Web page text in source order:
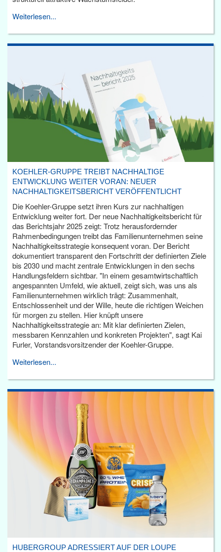
Weiterlesen...
KOEHLER-GRUPPE TREIBT NACHHALTIGE
ENTWICKLUNG WEITER VORAN: NEUER
NACHHALTIGKEITSBERICHT VERÖFFENTLICHT
Die Koehler-Gruppe setzt ihren Kurs zur nachhaltigen
Entwicklung weiter fort. Der neue Nachhaltigkeitsbericht für
das Berichtsjahr 2025 zeigt: Trotz herausfordernder
Rahmenbedingungen treibt das Familienunternehmen seine
Nachhaltigkeitsstrategie konsequent voran. Der Bericht
dokumentiert transparent den Fortschritt der definierten Ziele
bis 2030 und macht zentrale Entwicklungen in den sechs
Handlungsfeldern sichtbar. "In einem gesamtwirtschaftlich
angespannten Umfeld, wie aktuell, zeigt sich, was uns als
Familienunternehmen wirklich trägt: Zusammenhalt,
Entschlossenheit und der Wille, heute die richtigen Weichen
für morgen zu stellen. Hier knüpft unsere
Nachhaltigkeitsstrategie an: Mit klar definierten Zielen,
messbaren Kennzahlen und konkreten Projekten", sagt Kai
Furler, Vorstandsvorsitzender der Koehler-Gruppe.
Weiterlesen...
HUBERGROUP ADRESSIERT AUF DER LOUPE